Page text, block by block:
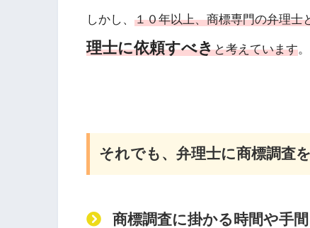
しかし、 １０年以上、商標専門の弁理士
理士に依頼すべきと考えています。
それでも、弁理士に商標調査
商標調査に掛かる時間や手間